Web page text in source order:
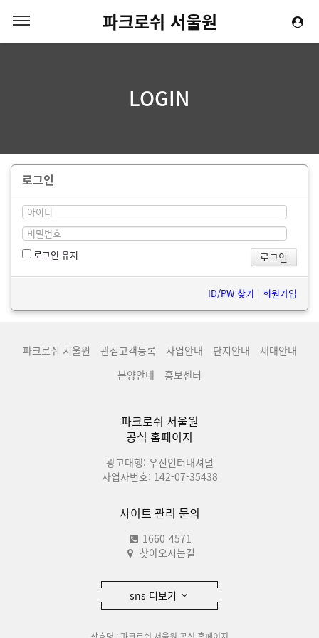
파크로쉬 서울원
LOGIN
로그인
로그인 유지
ID/PW 찾기 | 회원가입
파크로쉬 서울원 관심고객등록 사업안내 단지안내
세대안내
분양안내
홍보센터
파크로쉬 서울원
공식 홈페이지
광고대행: 우진인터내셔널
사업자번호: 142-07-35438
사이트 관리 문의
1660-4571
찾아오시는길
sns 더보기